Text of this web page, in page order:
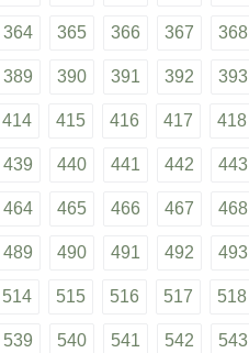
364 365 366 367 368
389 390 391 392 393
414 415 416 417 418
439 440 441 442 443
464 465 466 467 468
489 490 491 492 493
514 515 516 517 518
539 540 541 542 543